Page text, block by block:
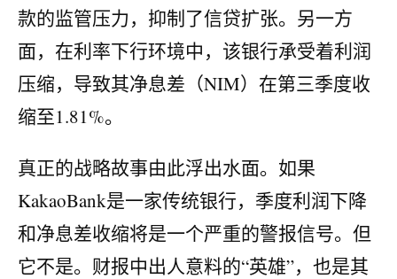
款的监管压力，抑制了信贷扩张。另一方
面，在利率下行环境中，该银行承受着利润
压缩，导致其净息差（NIM）在第三季度收
缩至1.81%。
真正的战略故事由此浮出水面。如果
KakaoBank是一家传统银行，季度利润下降
和净息差收缩将是一个严重的警报信号。但
它不是。财报中出人意料的“英雄”，也是其